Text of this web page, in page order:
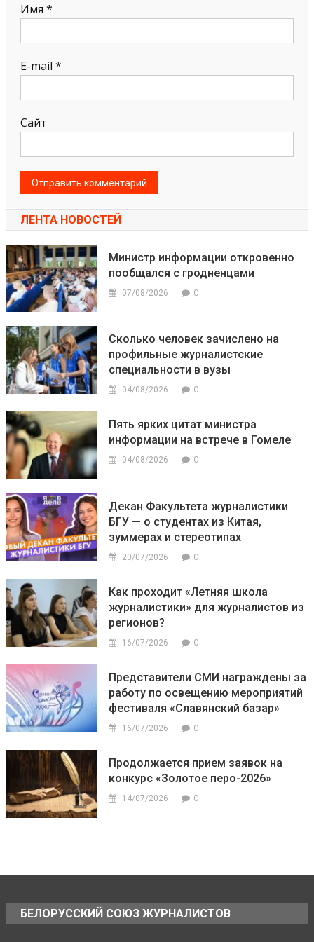
Имя *
E-mail *
Сайт
ЛЕНТА НОВОСТЕЙ
Министр информации откровенно
пообщался с гродненцами
07/08/2026 0
Сколько человек зачислено на
профильные журналистские
специальности в вузы
04/08/2026 0
Пять ярких цитат министра
информации на встрече в Гомеле
04/08/2026 0
Декан Факультета журналистики
БГУ — о студентах из Китая,
зуммерах и стереотипах
20/07/2026 0
Как проходит «Летняя школа
журналистики» для журналистов из
регионов?
16/07/2026 0
Представители СМИ награждены за
работу по освещению мероприятий
фестиваля «Славянский базар»
16/07/2026 0
Продолжается прием заявок на
конкурс «Золотое перо-2026»
14/07/2026 0
БЕЛОРУССКИЙ СОЮЗ ЖУРНАЛИСТОВ